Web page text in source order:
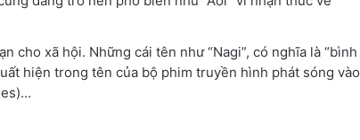
cho xã hội. Những cái tên như “Nagi”, có nghĩa là “bình
hiện trong tên của bộ phim truyền hình phát sóng vào